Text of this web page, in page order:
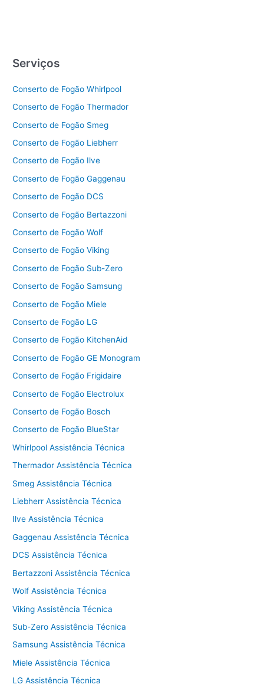
Serviços
Conserto de Fogão Whirlpool
Conserto de Fogão Thermador
Conserto de Fogão Smeg
Conserto de Fogão Liebherr
Conserto de Fogão Ilve
Conserto de Fogão Gaggenau
Conserto de Fogão DCS
Conserto de Fogão Bertazzoni
Conserto de Fogão Wolf
Conserto de Fogão Viking
Conserto de Fogão Sub-Zero
Conserto de Fogão Samsung
Conserto de Fogão Miele
Conserto de Fogão LG
Conserto de Fogão KitchenAid
Conserto de Fogão GE Monogram
Conserto de Fogão Frigidaire
Conserto de Fogão Electrolux
Conserto de Fogão Bosch
Conserto de Fogão BlueStar
Whirlpool Assistência Técnica
Thermador Assistência Técnica
Smeg Assistência Técnica
Liebherr Assistência Técnica
Ilve Assistência Técnica
Gaggenau Assistência Técnica
DCS Assistência Técnica
Bertazzoni Assistência Técnica
Wolf Assistência Técnica
Viking Assistência Técnica
Sub-Zero Assistência Técnica
Samsung Assistência Técnica
Miele Assistência Técnica
LG Assistência Técnica